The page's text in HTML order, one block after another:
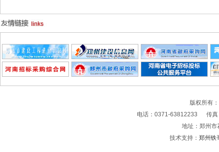
版权所有
电话：0371-63812233 传
地址：郑州
技术支持： 郑州铁